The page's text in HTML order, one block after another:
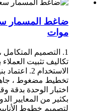
ضاغط المسمار
موات
1. التصميم المتكامل
تكاليف تثبيت
الاستخدام
اختبار الوحدة بدقة
لتصميم خطوط